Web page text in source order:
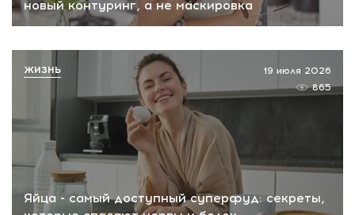
новый контуринг, а не маскировка
Яйца - самый доступный суперфуд: секреты,
19 июля 2026
865
ЖИЗНЬ